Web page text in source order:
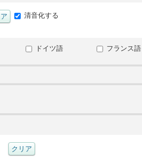
清音化する
ドイツ語 フランス語